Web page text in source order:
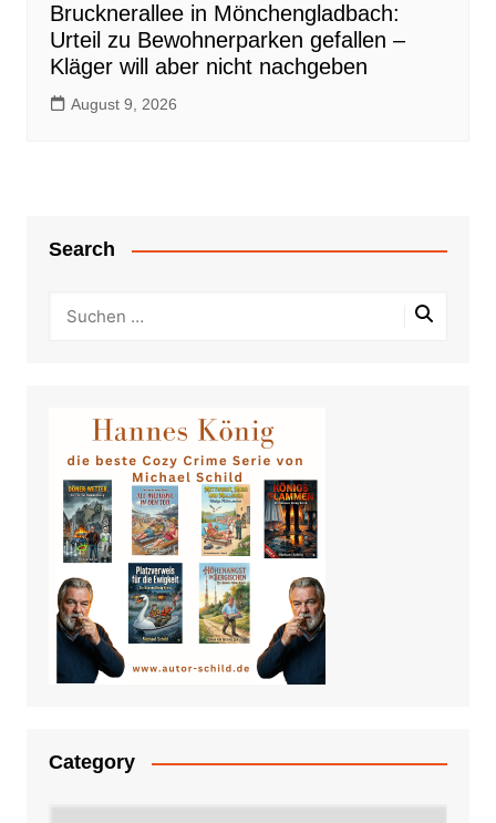
Brucknerallee in Mönchengladbach:
Urteil zu Bewohnerparken gefallen –
Kläger will aber nicht nachgeben
August 9, 2026
Search
Category